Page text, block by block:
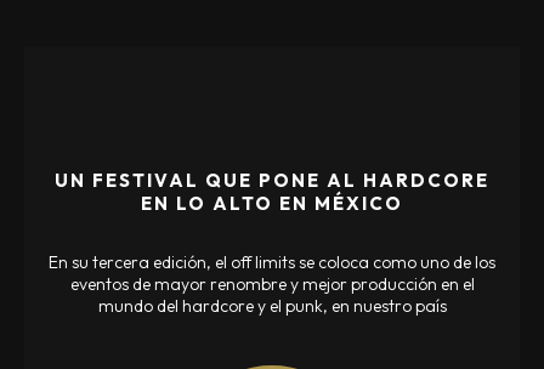
UN FESTIVAL QUE PONE AL HARDCORE
EN LO ALTO EN MÉXICO
En su tercera edición, el off limits se coloca como uno de los
eventos de mayor renombre y mejor producción en el
mundo del hardcore y el punk, en nuestro país